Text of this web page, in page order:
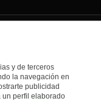
y de terceros
la navegación en
publicidad
un perfil elaborado